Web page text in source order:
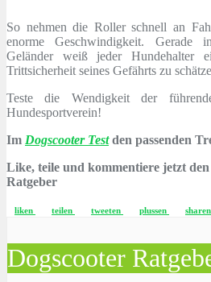
So nehmen die Roller schnell an
enorme Geschwindigkeit. Gerade
Geländer weiß jeder Hundehalter
Trittsicherheit seines Gefährts zu
Teste die Wendigkeit der
Hundesportverein!
Im Dogscooter Testden passenden
Like, teile und kommentiere jetzt den
Ratgeber
liken teilen tweeten plussen sharen
Dogscooter